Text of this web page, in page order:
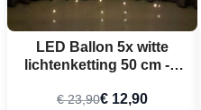
LED Ballon 5x witte
lichtenketting 50 cm - 3
€ 23,90€ 12,90